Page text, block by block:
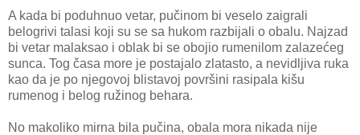
A kada bi poduhnuo vetar, pučinom bi veselo zaigrali
belogrivi talasi koji su se sa hukom razbijali o obalu. Najzad
bi vetar malaksao i oblak bi se obojio rumenilom zalazećeg
sunca. Tog časa more je postajalo zlatasto, a nevidljiva ruka
kao da je po njegovoj blistavoj površini rasipala kišu
rumenog i belog ružinog behara.
No makoliko mirna bila pučina, obala mora nikada nije